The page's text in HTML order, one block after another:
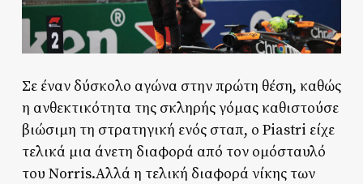
Σε έναν δύσκολο αγώνα στην πρώτη θέση, καθώς
η ανθεκτικότητα της σκληρής γόμας καθιστούσε
βιώσιμη τη στρατηγική ενός σταπ, ο Piastri είχε
τελικά μια άνετη διαφορά από τον ομόσταυλό
του Norris.Αλλά η τελική διαφορά νίκης των